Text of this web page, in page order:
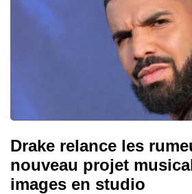
Drake relance les
nouveau projet
images en studio